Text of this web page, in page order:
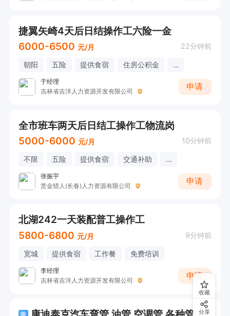
捷翼矢崎4天后日结操作工六险一金
6000-6500 元/月 22分钟前
朝阳 五险 提供食宿 住房公积金 ...
于经理
吉林省吉洋人力资源开发有限公司
申请
全市班车两天后日结工操作工物流岗
5000-6000 元/月 10分钟前
不限 五险 提供食宿 交通补助 ...
张振宇
赏金猎人(长春)人力资源有限公司
申请
北湖242一天装配普工操作工
5800-6800 元/月 9分钟前
宽城 提供食宿 工作餐 免费培训
李经理
吉林省吉洋人力资源开发有限公司
申请
收藏
分享